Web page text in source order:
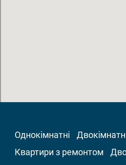
Однокімнатні
Квартири з ремонтом